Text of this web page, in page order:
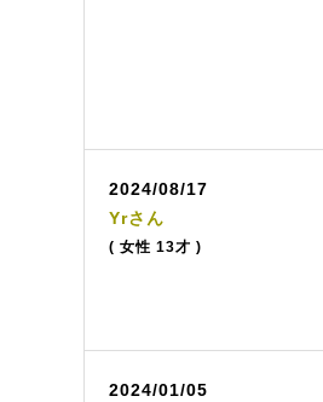
2024/08/17
Yrさん
( 女性 13才 )
2024/01/05